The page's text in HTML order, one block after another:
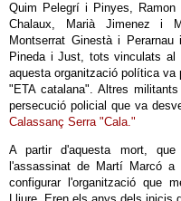
Quim Pelegrí i Pinyes,
Chalaux, Marià Jimenez i
Montserrat Ginestà i
Pineda i Just, tots vinculats al
aquesta organització política
"ETA catalana". Altres
persecució policial que va
Calassanç Serra "Cala."
A partir d'aquesta mort,
l'assassinat de Martí Marcó
configurar l'organització que